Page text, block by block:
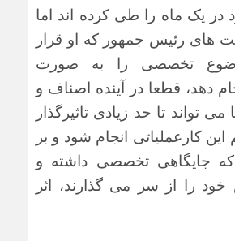
در یک ماه را طی کرده اند
اما
های رئیس جمهور که او قرار
تخصصی را به صورت
دهد، قطعا در آینده اصناف و
تواند تا حد زیادی تاثیرگذار
این کارعملیاتی انجام شود و بر
جایگاهی تخصصی داشته و
را از سر می گذارند، اثر